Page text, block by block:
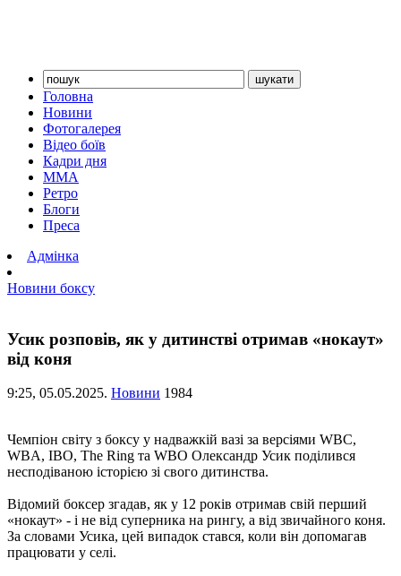
Головна
Новини
Фотогалерея
Відео боїв
Кадри дня
ММА
Ретро
Блоги
Преса
Адмінка
Новини боксу
Усик розповів, як у дитинстві отримав «нокаут»
від коня
9:25, 05.05.2025. Новини 1984
Чемпіон світу з боксу у надважкій вазі за версіями WBC,
WBA, IBO, The Ring та WBO Олександр Усик поділився
несподіваною історією зі свого дитинства.
Відомий боксер згадав, як у 12 років отримав свій перший
«нокаут» - і не від суперника на рингу, а від звичайного коня.
За словами Усика, цей випадок стався, коли він допомагав
працювати у селі.